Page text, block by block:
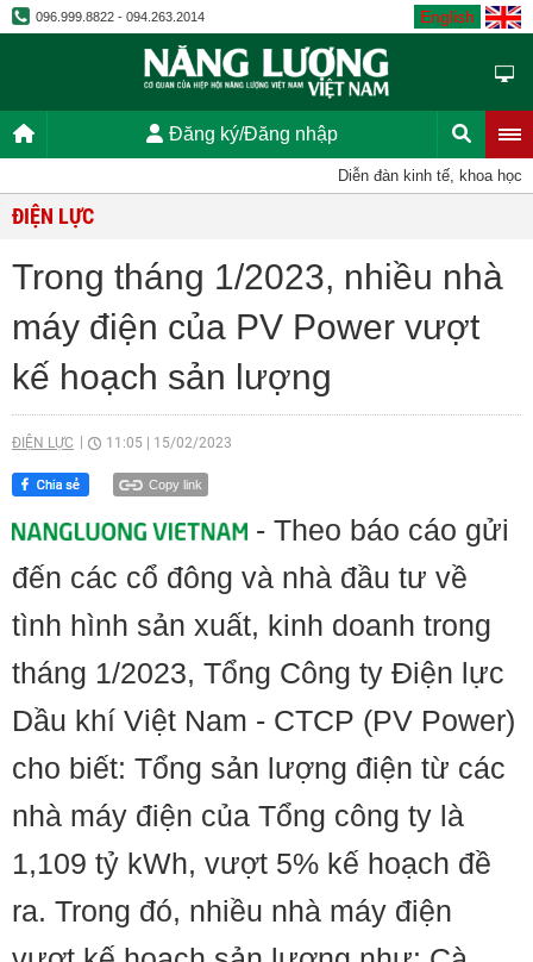
096.999.8822 - 094.263.2014 English
Đăng ký/Đăng nhập
Diễn đàn kinh tế, khoa học,
ĐIỆN LỰC
Trong tháng 1/2023, nhiều nhà
máy điện của PV Power vượt
kế hoạch sản lượng
ĐIỆN LỰC 11:05 15/02/2023
Copy link
- Theo báo cáo gửi
đến các cổ đông và nhà đầu tư về
tình hình sản xuất, kinh doanh trong
tháng 1/2023, Tổng Công ty Điện lực
Dầu khí Việt Nam - CTCP (PV Power)
cho biết: Tổng sản lượng điện từ các
nhà máy điện của Tổng công ty là
1,109 tỷ kWh, vượt 5% kế hoạch đề
ra. Trong đó, nhiều nhà máy điện